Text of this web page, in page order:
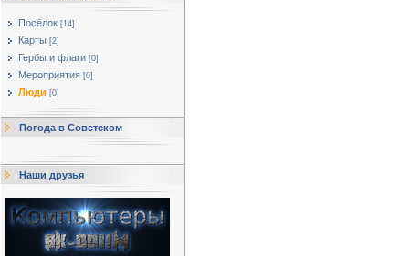
Посёлок [14]
Карты [2]
Гербы и флаги [0]
Мероприятия [0]
Люди [0]
Погода в Советском
Наши друзья